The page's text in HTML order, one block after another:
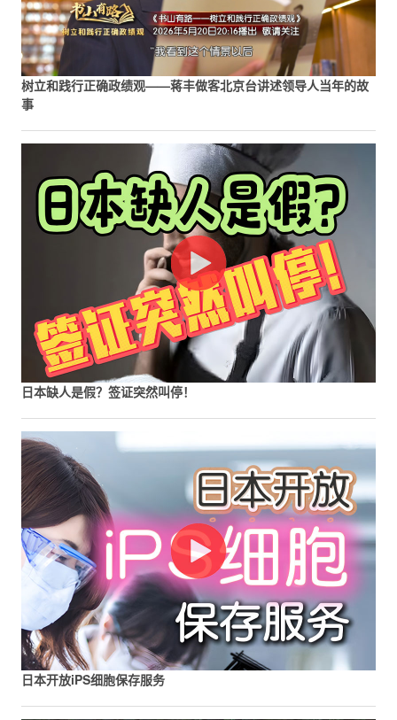
树立和践行正确政绩观——蒋丰做客北京台讲述领导人当年的故
事
日本缺人是假？签证突然叫停！
日本开放iPS细胞保存服务